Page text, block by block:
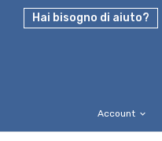
Hai bisogno di aiuto?
Account expand_more